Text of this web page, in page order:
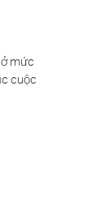
mức
cuộc